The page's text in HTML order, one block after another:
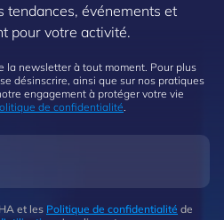
tendances, événements et
pour votre activité.
la newsletter à tout moment. Pour plus
désinscrire, ainsi que sur nos pratiques
engagement à protéger votre vie
de confidentialité.
et les Politique de confidentialité de